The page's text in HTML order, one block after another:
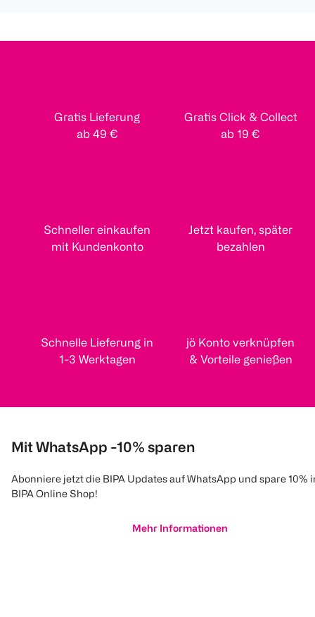
Gratis Lieferung
ab 49 €
Gratis Click & Collect
ab 19 €
Schneller einkaufen
mit Kundenkonto
Jetzt kaufen, später
bezahlen
Schnelle Lieferung in
1-3 Werktagen
jö Konto verknüpfen
& Vorteile genießen
Mit WhatsApp -10% sparen
Abonniere jetzt die BIPA Updates auf WhatsApp und spare 10%
BIPA Online Shop!
Mehr Informationen